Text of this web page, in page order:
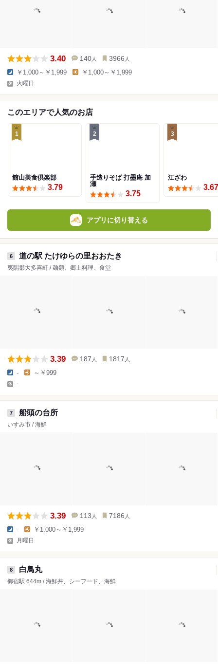
3.40 140 人 3966 人
￥1,000～￥1,999 ￥1,000～￥1,999
火曜日
このエリアで人気のお店
1
館山美食倶楽部
3.79
2
手造りそば 打墨庵 加
瀬
3.75
3
江ざわ
3.67
アプリに切り替える
6 道の駅 たけゆらの里おおたき
夷隅郡大多喜町 / 麺類、郷土料理、食堂
3.39 187 人 1817 人
- ～￥999
-
7 船頭の台所
いすみ市 / 海鮮
3.39 113 人 7186 人
- ￥1,000～￥1,999
月曜日
8 白鳥丸
御宿駅 644m / 海鮮丼、シーフード、海鮮